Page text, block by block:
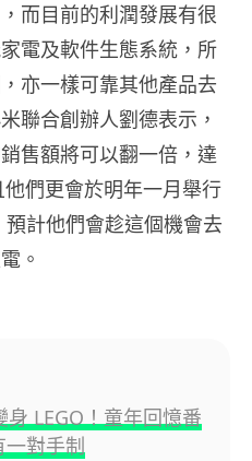
而目前的利潤發展有很
電及軟件生態系統，所
亦一樣可靠其他產品去
聯合創辦人劉德表示，
售額將可以翻一倍，達
們更會於明年一月舉行
預計他們會趁這個機會去
。
LEGO！童年回憶番
一對手制